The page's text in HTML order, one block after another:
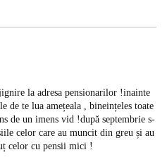
la adresa pensionarilor !inainte
de te lua amețeala , bineințeles toate
de un imens vid !după septembrie s-
celor care au muncit din greu și au
celor cu pensii mici !